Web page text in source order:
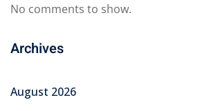
No comments to show.
Archives
August 2026